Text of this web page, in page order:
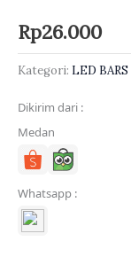
Rp26.000
Kategori: LED BARS
Dikirim dari :
Medan
Whatsapp :